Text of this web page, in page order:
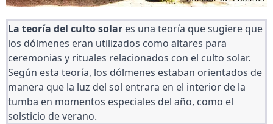
La teoría del culto solar es una teoría que sugiere que
los dólmenes eran utilizados como altares para
ceremonias y rituales relacionados con el culto solar.
Según esta teoría, los dólmenes estaban orientados de
manera que la luz del sol entrara en el interior de la
tumba en momentos especiales del año, como el
solsticio de verano.